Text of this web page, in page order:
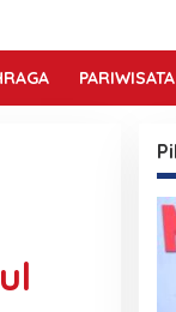
PARIWISATA